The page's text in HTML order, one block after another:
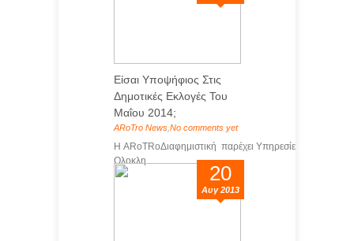
Είσαι Υποψήφιος Στις
Δημοτικές Εκλογές Του
Μαΐου 2014;
ARoTro News No comments yet
Η ARoTRoΔιαφημιστική παρέχει Υπηρεσίες
Ολοκλη...
20
Αυγ 2013